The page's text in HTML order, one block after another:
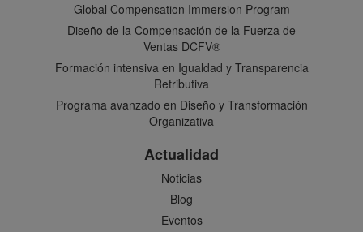
Global Compensation Immersion Program
Diseño de la Compensación de la Fuerza de
Ventas DCFV®
Formación intensiva en Igualdad y Transparencia
Retributiva
Programa avanzado en Diseño y Transformación
Organizativa
Actualidad
Noticias
Blog
Eventos